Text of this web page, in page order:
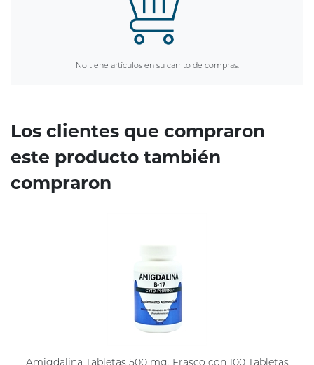
No tiene artículos en su carrito de compras.
Los clientes que compraron
este producto también
compraron
Amigdalina Tabletas 500 mg, Frasco con 100 Tabletas